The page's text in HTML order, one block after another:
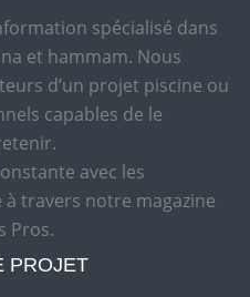
spécialisé dans
et hammam. Nous
d’un projet piscine ou
capables de le
avec les
travers notre magazine
Pros.
PROJET